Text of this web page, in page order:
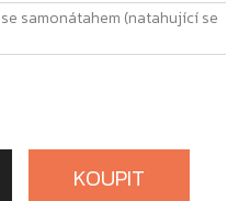
samonátahem (natahující se
KOUPIT